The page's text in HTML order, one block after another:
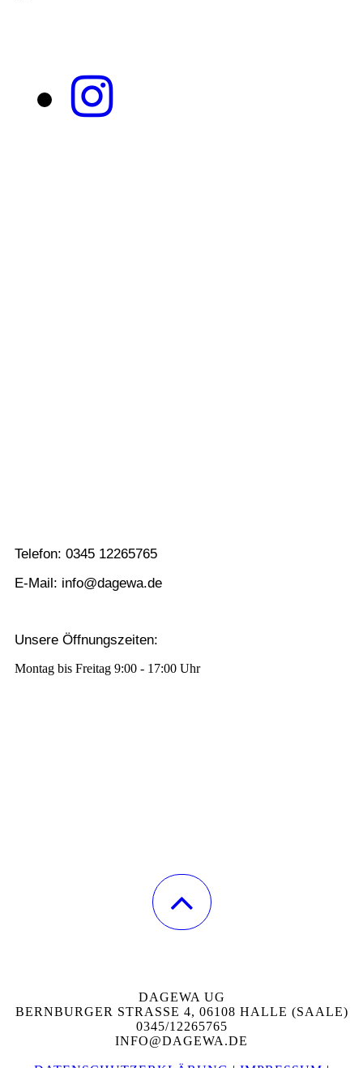
Telefon: 0345 12265765
E-Mail: info@dagewa.de
Unsere Öffnungszeiten:
Montag bis Freitag 9:00 - 17:00 Uhr
DAGEWA UG
BERNBURGER STRASSE 4, 06108 HALLE (SAALE)
0345/12265765
INFO@DAGEWA.DE